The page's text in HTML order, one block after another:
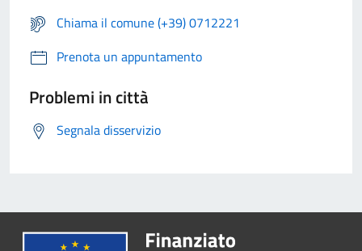
Chiama il comune (+39) 0712221
Prenota un appuntamento
Problemi in città
Segnala disservizio